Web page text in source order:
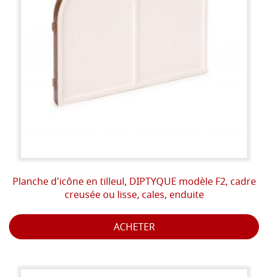
Planche d'icône en tilleul, DIPTYQUE modèle F2, cadre
creusée ou lisse, cales, enduite
ACHETER